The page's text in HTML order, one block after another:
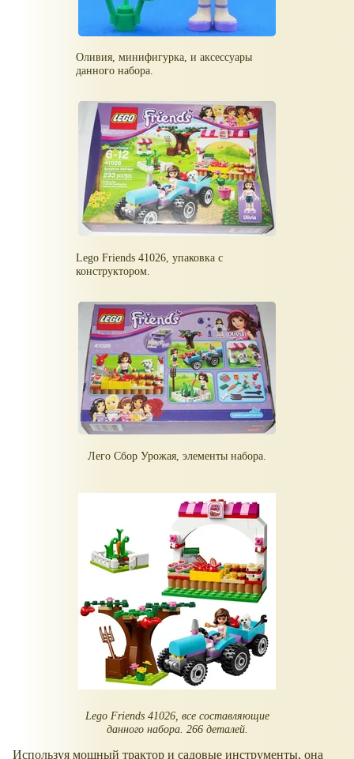
Оливия, минифигурка, и аксессуары
данного набора.
Lego Friends 41026, упаковка с
конструктором.
Лего Сбор Урожая, элементы набора.
Lego Friends 41026, все составляющие
данного набора. 266 деталей.
Используя мощный трактор и садовые инструменты, она